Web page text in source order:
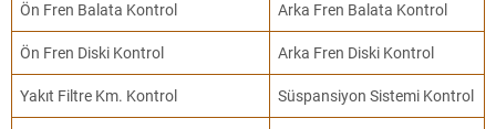
Ön Fren Balata Kontrol Arka Fren Balata Kontrol
Ön Fren Diski Kontrol Arka Fren Diski Kontrol
Yakıt Filtre Km. Kontrol Süspansiyon Sistemi Kontrol